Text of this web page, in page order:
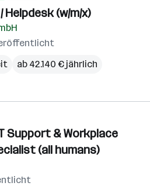
Helpdesk (w/m/x)
ab 42.140 € jährlich
Support & Workplace
(all humans)